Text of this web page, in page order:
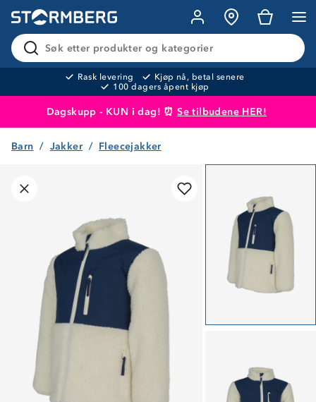
Søk etter produkter og kategorier
Rask levering
Kjøp nå, betal senere
100 dagers åpent kjøp
Dagskupp - KUN i dag! ⏰Se tilbudene HER!
Produktet er lagt i handlekurven
Barn Jakker Fleecejakker